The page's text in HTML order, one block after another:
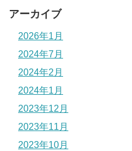
アーカイブ
2026年1月
2024年7月
2024年2月
2024年1月
2023年12月
2023年11月
2023年10月